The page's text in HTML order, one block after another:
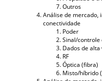
Outros
Análise de mercado,
conectividade
Poder
Sinal/controle
Dados de alta
RF
Óptica (fibra)
Misto/híbrido